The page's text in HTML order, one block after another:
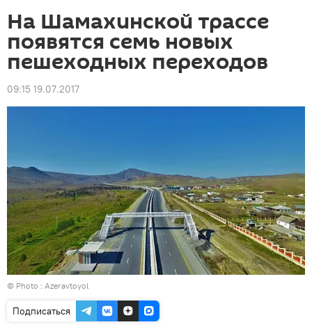
На Шамахинской трассе
появятся семь новых
пешеходных переходов
09:15 19.07.2017
© Photo : Azeravtoyol
Подписаться